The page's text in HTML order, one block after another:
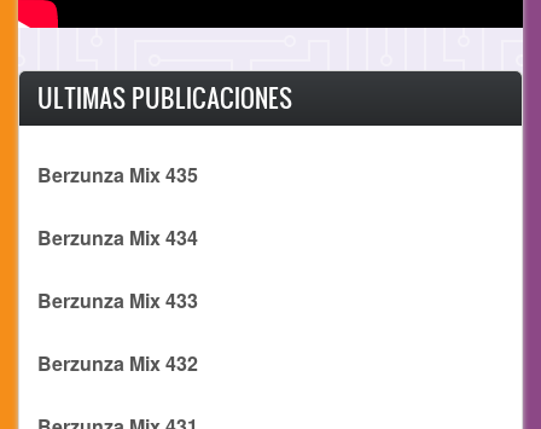
ULTIMAS PUBLICACIONES
Berzunza Mix 435
Berzunza Mix 434
Berzunza Mix 433
Berzunza Mix 432